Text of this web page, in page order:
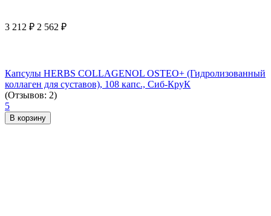
3 212 ₽ 2 562 ₽
Капсулы HERBS COLLAGENOL OSTEO+ (Гидролизованный
коллаген для суставов), 108 капс., Сиб-КруК
(Отзывов: 2)
5
В корзину